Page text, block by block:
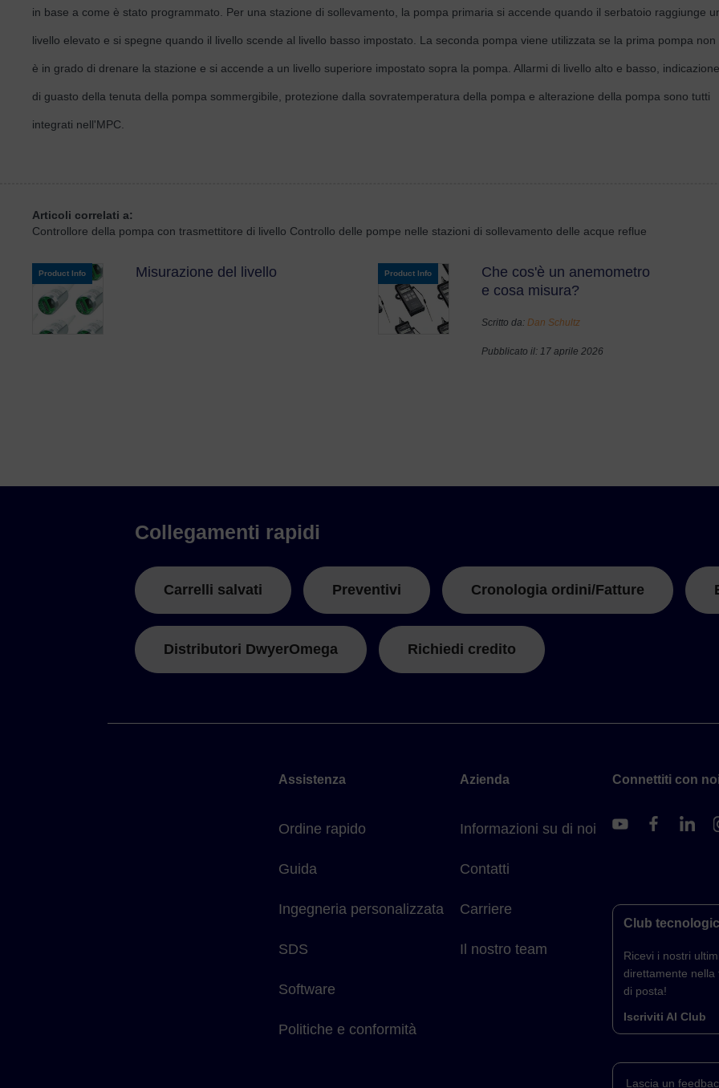
in base a come è stato programmato. Per una stazione di sollevamento, la pompa primaria si accende quando il serbatoio raggiunge
livello elevato e si spegne quando il livello scende al livello basso impostato. La seconda pompa viene utilizzata se la prima pompa non
è in grado di drenare la stazione e si accende a un livello superiore impostato sopra la pompa. Allarmi di livello alto e basso, indicazione
di guasto della tenuta della pompa sommergibile, protezione dalla sovratemperatura della pompa e alterazione della pompa sono tutti
integrati nell'MPC.
Articoli correlati a:
Controllore della pompa con trasmettitore di livello Controllo delle pompe nelle stazioni di sollevamento delle acque reflue
Product Info Misurazione del livello Product Info
Che cos'è un anemometro
e cosa misura?
Scritto da:Dan Schultz
Pubblicato il: 17 aprile 2026
Collegamenti rapidi
Carrelli salvati Preventivi Cronologia ordini/Fatture
Distributori DwyerOmega Richiedi credito
Assistenza
Ordine rapido
Guida
Ingegneria personalizzata
SDS
Software
Politiche e conformità
Azienda
Informazioni su di noi
Contatti
Carriere
Il nostro team
Connettiti con
Club
Ricevi i nostri
direttamente nella
di posta!
Iscriviti Al Club
Lascia un